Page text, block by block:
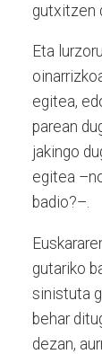
gutxitzen
Eta
egitea,
parean
jakingo
egitea
badio?–.
gutariko
sinistuta
behar
dezan,